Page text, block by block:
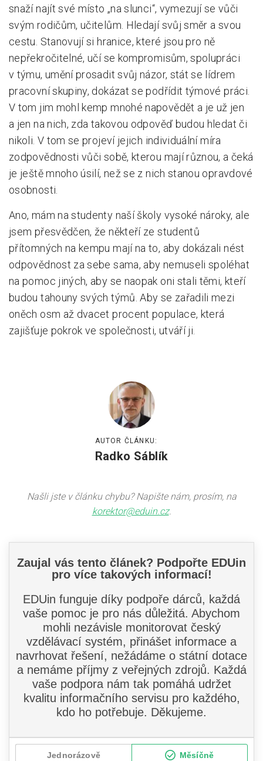
snaží najít své místo „na slunci“, vymezují se vůči
svým rodičům, učitelům. Hledají svůj směr a svou
cestu. Stanovují si hranice, které jsou pro ně
nepřekročitelné, učí se kompromisům, spolupráci
v týmu, umění prosadit svůj názor, stát se lídrem
pracovní skupiny, dokázat se podřídit týmové práci.
V tom jim mohl kemp mnohé napovědět a je už jen
a jen na nich, zda takovou odpověď budou hledat či
nikoli. V tom se projeví jejich individuální míra
zodpovědnosti vůči sobě, kterou mají různou, a čeká
je ještě mnoho úsilí, než se z nich stanou opravdové
osobnosti.
Ano, mám na studenty naší školy vysoké nároky, ale
jsem přesvědčen, že někteří ze studentů
přítomných na kempu mají na to, aby dokázali nést
odpovědnost za sebe sama, aby nemuseli spoléhat
na pomoc jiných, aby se naopak oni stali těmi, kteří
budou tahouny svých týmů. Aby se zařadili mezi
oněch osm až dvacet procent populace, která
zajišťuje pokrok ve společnosti, utváří ji.
AUTOR ČLÁNKU:
Radko Sáblík
Našli jste v článku chybu? Napište nám, prosím, na
korektor@eduin.cz.